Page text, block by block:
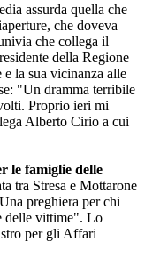
assurda quella che
che doveva
che collega il
della Regione
la sua vicinanza alle
"Un dramma terribile
Proprio ieri mi
Alberto Cirio a cui
le famiglie delle
tra Stresa e Mottarone
preghiera per chi
delle vittime". Lo
per gli Affari